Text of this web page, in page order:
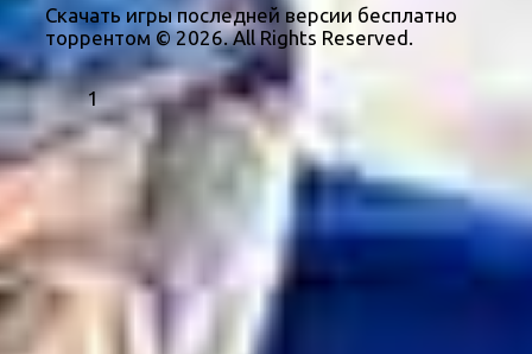
Скачать игры последней версии бесплатно
торрентом © 2026. All Rights Reserved.
1